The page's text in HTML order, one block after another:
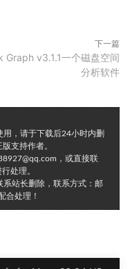
下一篇
Graph v3.1.1一个磁盘空间
分析软件
，请于下载后24小时内删
支持作者。
，或直接联
处理。
系站长删除，联系方式：邮
合处理！